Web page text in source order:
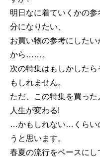
明日なに着ていくかの
分になりたい、
お買い物の参考にした
から……。
次の特集はもしかした
もしれません。
ただ、この特集を買っ
人生が変わる!
…かもしれない…くらい
うと思います。
春夏の流行をベースに